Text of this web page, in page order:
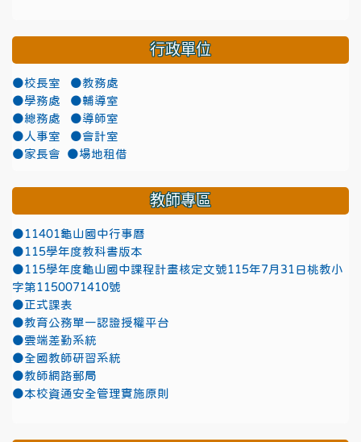
行政單位
●校長室
●教務處
●學務處
●輔導室
●總務處
●導師室
●人事室
●會計室
●家長會
●場地租借
教師專區
●11401龜山國中行事曆
●115學年度教科書版本
●115學年度龜山國中課程計畫核定文號115年7月31日桃教小
字第1150071410號
●正式課表
●教育公務單一認證授權平台
●雲端差勤系統
●全國教師研習系統
●教師網路郵局
●本校資通安全管理實施原則